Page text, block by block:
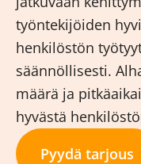
työntekijöiden
henkilöstön
säännöllisesti.
määrä ja
hyvästä
Pyydä tarjous